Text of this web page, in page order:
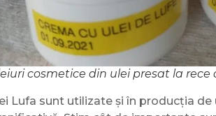
cosmetice din ulei presat la
Lufa sunt utilizate și în producția